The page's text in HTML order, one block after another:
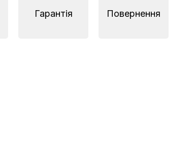
Гарантія Повернення